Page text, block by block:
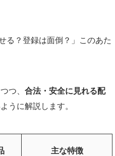
る？登録は面倒？」このあた
つ、 合法・安全に見れる配
うに解説します。
主な特徴